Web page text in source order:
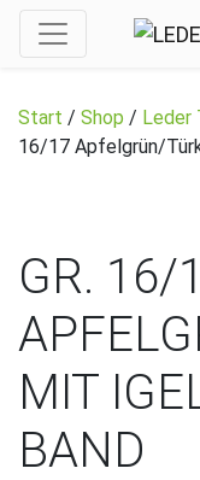
Start / Shop / Leder
16/17 Apfelgrün/
GR. 16/
MIT
BAND